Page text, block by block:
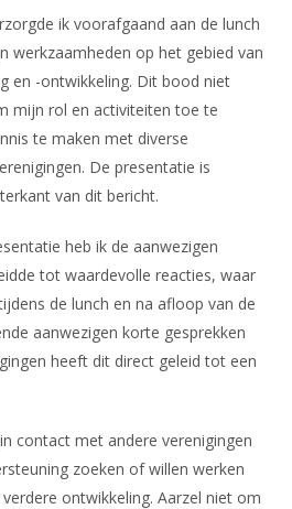
ik voorafgaand aan de lunch
werkzaamheden op het gebied van
en -ontwikkeling. Dit bood niet
mijn rol en activiteiten toe te
te maken met diverse
De presentatie is
van dit bericht.
heb ik de aanwezigen
tot waardevolle reacties, waar
de lunch en na afloop van de
aanwezigen korte gesprekken
heeft dit direct geleid tot een
contact met andere verenigingen
zoeken of willen werken
ontwikkeling. Aarzel niet om